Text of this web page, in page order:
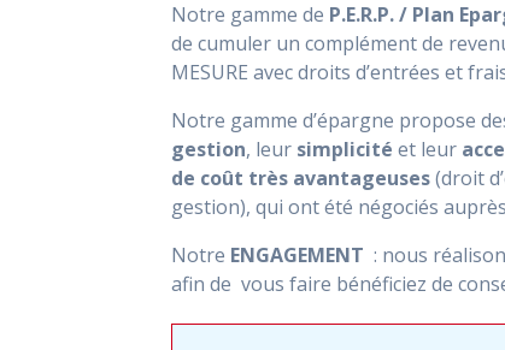
Notre gamme de P.E.R.P. / Plan
de cumuler un complément de
MESURE avec droits d’entrées et
Notre gamme d’épargne propose
gestion, leur simplicité et leur
de coût très avantageuses(droit
gestion), qui ont été négociés
Notre ENGAGEMENT : nous
afin de vous faire bénéficiez de